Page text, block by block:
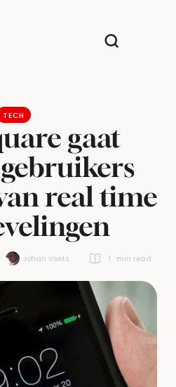
TECH
gaat
real time
Johan Voets 1 min read